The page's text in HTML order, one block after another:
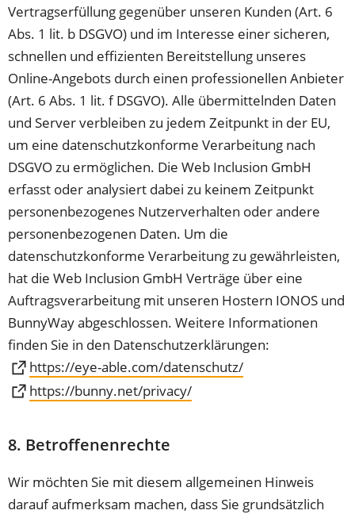
Vertragserfüllung gegenüber unseren Kunden (Art. 6
Abs. 1 lit. b DSGVO) und im Interesse einer sicheren,
schnellen und effizienten Bereitstellung unseres
Online-Angebots durch einen professionellen Anbieter
(Art. 6 Abs. 1 lit. f DSGVO). Alle übermittelnden Daten
und Server verbleiben zu jedem Zeitpunkt in der EU,
um eine datenschutzkonforme Verarbeitung nach
DSGVO zu ermöglichen. Die Web Inclusion GmbH
erfasst oder analysiert dabei zu keinem Zeitpunkt
personenbezogenes Nutzerverhalten oder andere
personenbezogenen Daten. Um die
datenschutzkonforme Verarbeitung zu gewährleisten,
hat die Web Inclusion GmbH Verträge über eine
Auftragsverarbeitung mit unseren Hostern IONOS und
BunnyWay abgeschlossen. Weitere Informationen
finden Sie in den Datenschutzerklärungen:
https://eye-able.com/datenschutz/
(Öffnet
in
Tab)
https://bunny.net/privacy/
(Öffnet
einem
Tab)
8. Betroffenenrechte
Wir möchten Sie mit diesem allgemeinen Hinweis
darauf aufmerksam machen, dass Sie grundsätzlich